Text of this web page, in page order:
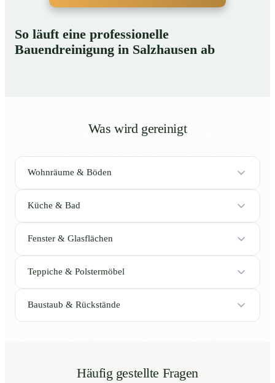
So läuft eine professionelle
Bauendreinigung in Salzhausen ab
Was wird gereinigt
Wohnräume & Böden
Küche & Bad
Fenster & Glasflächen
Teppiche & Polstermöbel
Baustaub & Rückstände
Häufig gestellte Fragen